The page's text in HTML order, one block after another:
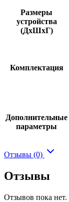
Размеры
устройства
(ДхШхГ)
Комплектация
Дополнительные
параметры
Отзывы (0)
Отзывы
Отзывов пока нет.